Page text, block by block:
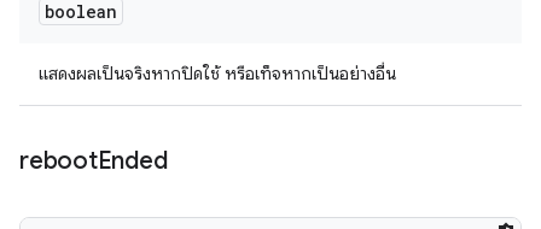
boolean
แสดงผลเป็นจริงหากปิดใช้ หรือเท็จหากเป็นอย่างอื่น
rebootEnded